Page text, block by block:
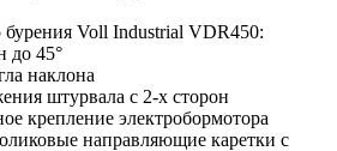
бурения Voll Industrial VDR450:
до 45°
наклона
штурвала с 2-х сторон
крепление электробормотора
направляющие каретки с